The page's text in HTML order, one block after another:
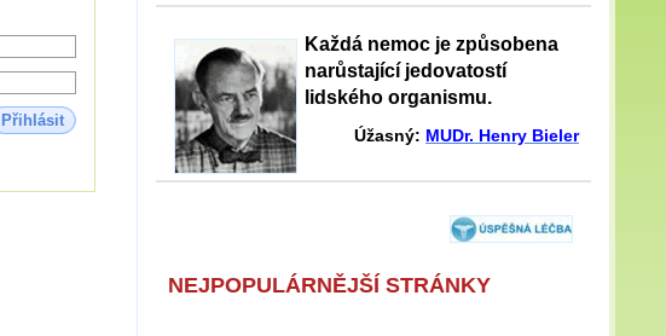
Přihlásit
Každá nemoc je způsobena
narůstající jedovatostí
lidského organismu.
Úžasný: MUDr. Henry Bieler
NEJPOPULÁRNĚJŠÍ STRÁNKY